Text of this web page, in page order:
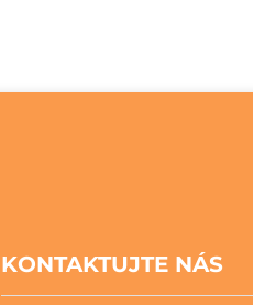
KONTAKTUJTE NÁS